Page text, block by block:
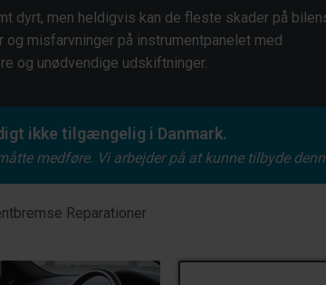
dyrt, men heldigvis kan de fleste skader på
misfarvninger på instrumentpanelet med
og unødvendige udskiftninger.
ikke tilgængelig i Danmark.
medføre. Vi arbejder på at kunne tilbyde
Reparationer